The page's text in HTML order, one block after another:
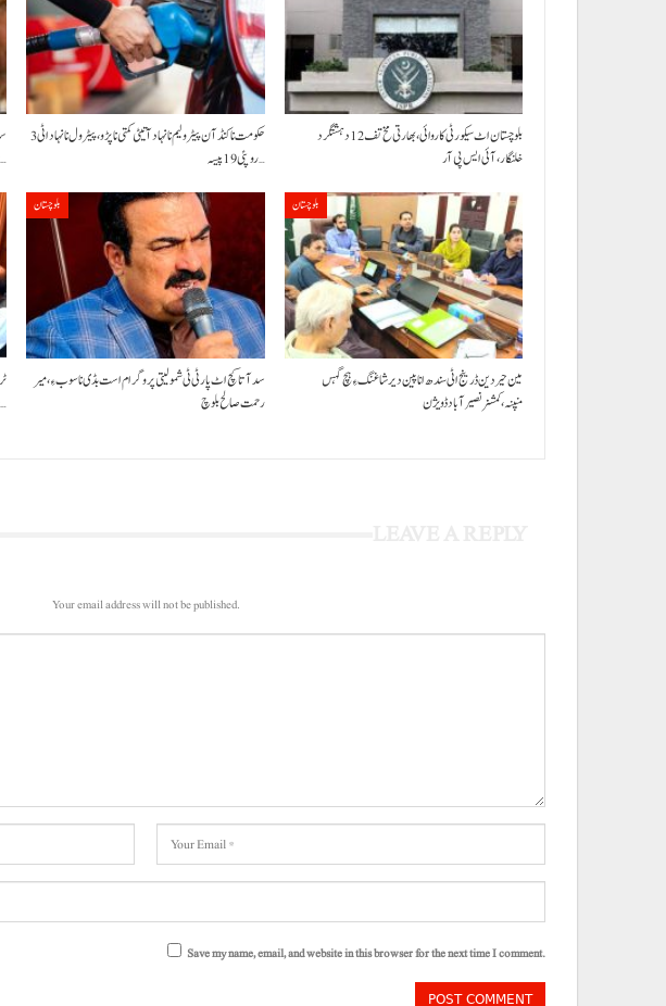
خلاف ورزی نا نوٹس ءِ…
حکومت نا کنڈ آن پیٹرولیم نا نہاد آتیٹی کمتی نا پڑو،پیٹرول نا نہاد اٹی 3
روپئی 19 پیسہ…
بلوچستان اٹ سیکورٹی کاروائی، بھارتی مخ تف 12 دہشتگرد
خلنگار،آئی ایس پی آر
،وزیرِ اعلیٰ میر سرفراز…
بلوچستان
سد آتا کچ اٹ پارٹی ٹی شمولیتی پروگرام است بڈی نا سوب ءِ،میر
رحمت صالح بلوچ
بلوچستان
مین حیردین ڈرینج اٹی سندھ انا پین دیر شاغنگ ءِ ہچ گہس
منپنہ،کمشنر نصیرآباد ڈویژن
Your email address will not be published.
Save my name, email, and website in this browser for the next time I comment.